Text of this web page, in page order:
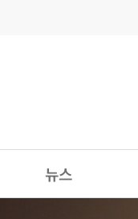
뉴스